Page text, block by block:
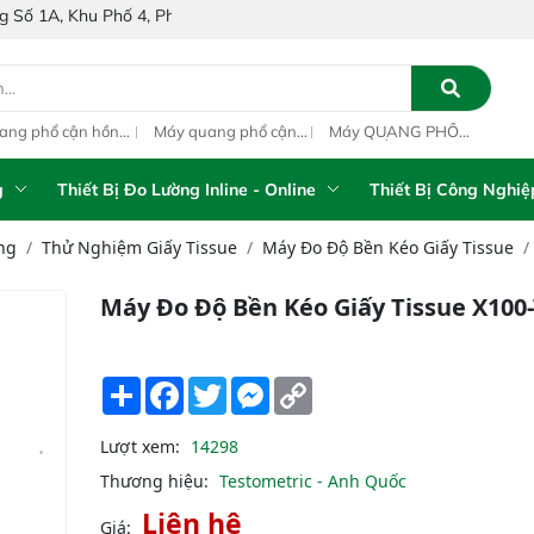
4, Phường Bình Tân, Thành phố Hồ Chí Minh, Việt Nam
phổ cận hồng
Máy quang phổ cận
NIR Analyzer
Máy QUANG PHỔ
Vista-R
Thiết Bị Đo Lường Inline - Online Thiết Bị Công
Thử Nghiệm Giấy Tissue Máy Đo Độ Bền Kéo Giấy Tissue
Máy Đo Độ Bền Kéo Giấy Tissue
Share Facebook
TwitterMessenger
Lượt xem: 14298
Thương hiệu: Testometric - Anh Quốc
Giá: Liên hệ